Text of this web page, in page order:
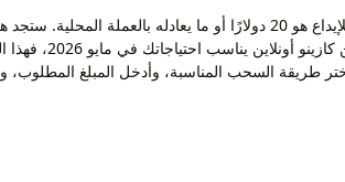
الحد الأدنى للإيداع المطلوب لتفعيل هذا العرض هو 20 يورو. الحد الأدنى
الدعم و كل ما